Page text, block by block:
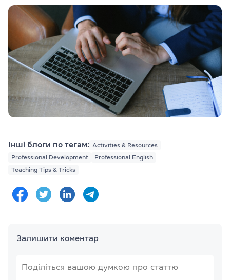
Інші блоги по тегам: Activities & Resources
Professional Development
Professional English
Teaching Tips & Tricks
Залишити коментар